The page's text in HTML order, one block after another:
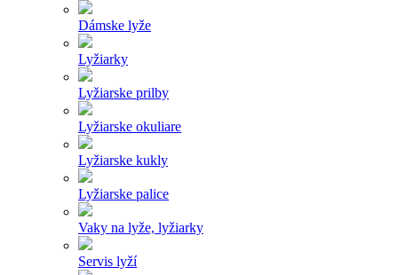
Dámske lyže
Lyžiarky
Lyžiarske prilby
Lyžiarske okuliare
Lyžiarske kukly
Lyžiarske palice
Vaky na lyže, lyžiarky
Servis lyží